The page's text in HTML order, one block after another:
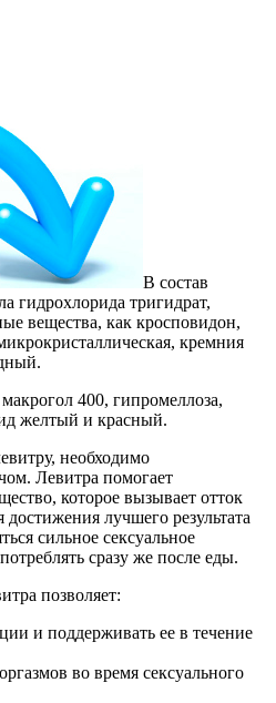
В состав
гидрохлорида тригидрат,
вещества, как кросповидон,
кремния
400, гипромеллоза,
желтый и красный.
необходимо
Левитра помогает
которое вызывает отток
лучшего результата
сильное сексуальное
сразу же после еды.
позволяет:
и поддерживать ее в течение
во время сексуального